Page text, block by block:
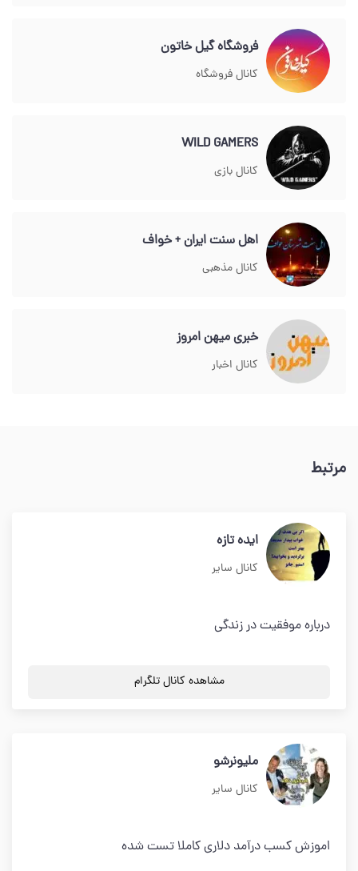
فروشگاه گیل خاتون
کانال فروشگاه
WILD GAMERS
کانال بازی
اهل سنت ایران + خواف
کانال مذهبی
خبری میهن امروز
کانال اخبار
مرتبط
ایده تازه
کانال سایر
درباره موفقیت در زندگي
مشاهده کانال تلگرام
ملیونرشو
کانال سایر
اموزش کسب درآمد دلاری کاملا تست شده